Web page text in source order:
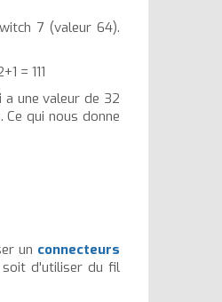
7 (valeur 64).
= 111
une valeur de 32
qui nous donne
un connecteurs
soit d'utiliser du fil